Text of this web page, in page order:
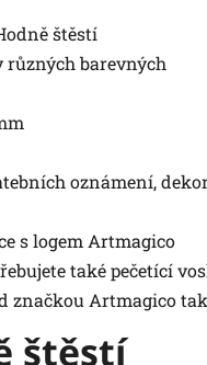
štěstí
barevných
oznámení,
s logem Artmagico
také pečetící
značkou Artmagico
štěstí